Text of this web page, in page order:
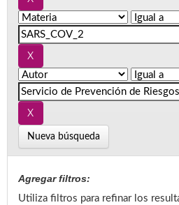
Nueva búsqueda
Agregar filtros:
Utiliza filtros para refinar los